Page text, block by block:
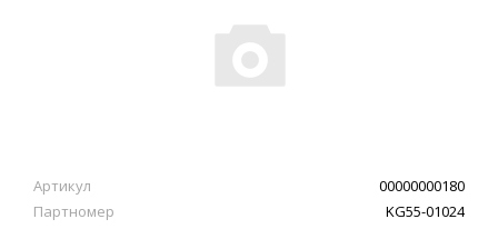
Артикул
00000000180
Партномер
KG55-01024